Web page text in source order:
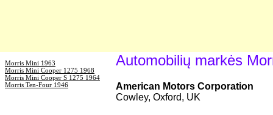
Morris Mini 1963
Morris Mini Cooper 1275 1968
Morris Mini Cooper S 1275 1964
Morris Ten-Four 1946
Automobilių markės
American Motors Corporation
Cowley, Oxford, UK